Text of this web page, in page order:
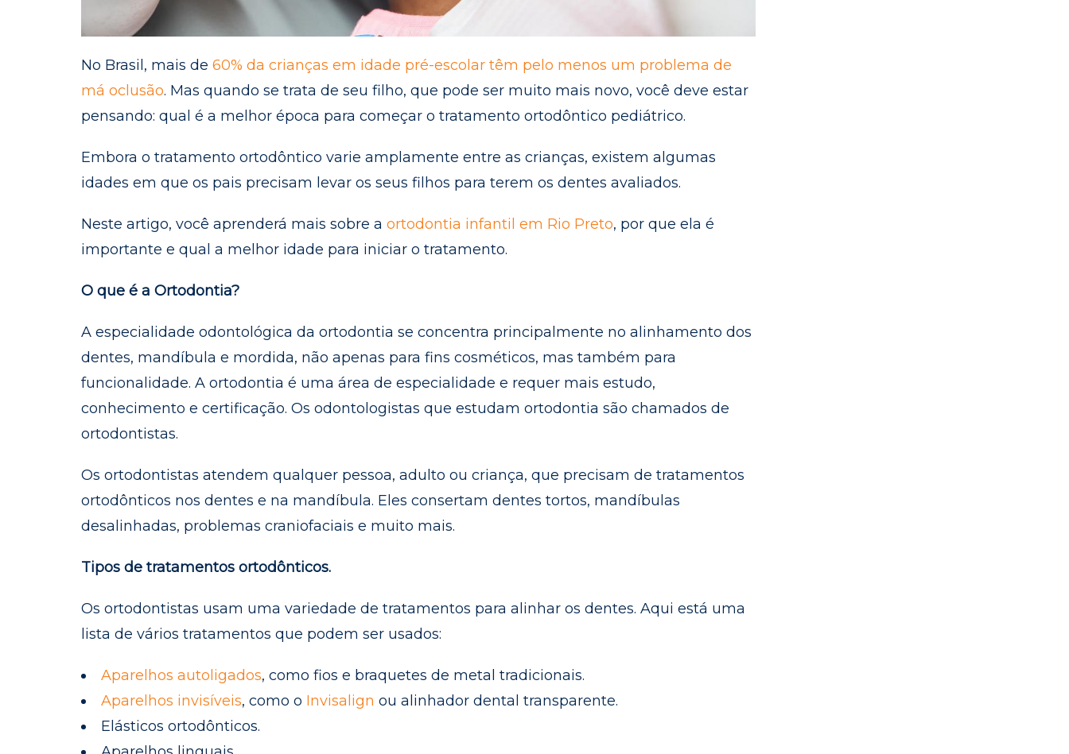
No Brasil, mais de 60% da crianças em idade pré-escolar têm pelo menos um problema de
má oclusão. Mas quando se trata de seu filho, que pode ser muito mais novo, você deve estar
pensando: qual é a melhor época para começar o tratamento ortodôntico pediátrico.
Embora o tratamento ortodôntico varie amplamente entre as crianças, existem algumas
idades em que os pais precisam levar os seus filhos para terem os dentes avaliados.
Neste artigo, você aprenderá mais sobre a ortodontia infantil em Rio Preto, por que ela é
importante e qual a melhor idade para iniciar o tratamento.
O que é a Ortodontia?
A especialidade odontológica da ortodontia se concentra principalmente no alinhamento dos
dentes, mandíbula e mordida, não apenas para fins cosméticos, mas também para
funcionalidade. A ortodontia é uma área de especialidade e requer mais estudo,
conhecimento e certificação. Os odontologistas que estudam ortodontia são chamados de
ortodontistas.
Os ortodontistas atendem qualquer pessoa, adulto ou criança, que precisam de tratamentos
ortodônticos nos dentes e na mandíbula. Eles consertam dentes tortos, mandíbulas
desalinhadas, problemas craniofaciais e muito mais.
Tipos de tratamentos ortodônticos.
Os ortodontistas usam uma variedade de tratamentos para alinhar os dentes. Aqui está uma
lista de vários tratamentos que podem ser usados:
Aparelhos autoligados, como fios e braquetes de metal tradicionais.
Aparelhos invisíveis, como o Invisalign ou alinhador dental transparente.
Elásticos ortodônticos.